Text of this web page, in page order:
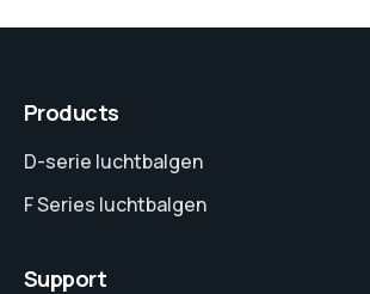
Products
D-serie luchtbalgen
F Series luchtbalgen
Support